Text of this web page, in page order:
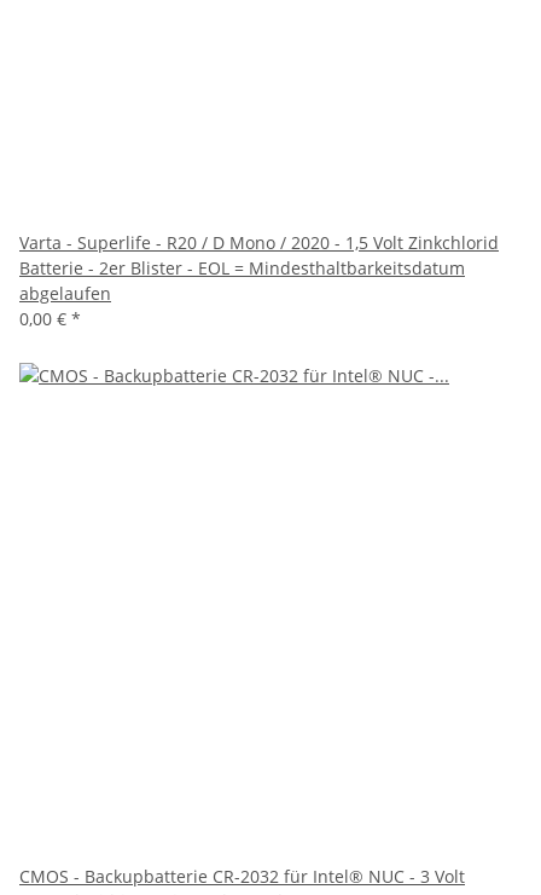
Varta - Superlife - R20 / D Mono / 2020 - 1,5 Volt Zinkchlorid
Batterie - 2er Blister - EOL = Mindesthaltbarkeitsdatum
abgelaufen
0,00 € *
CMOS - Backupbatterie CR-2032 für Intel® NUC - 3 Volt